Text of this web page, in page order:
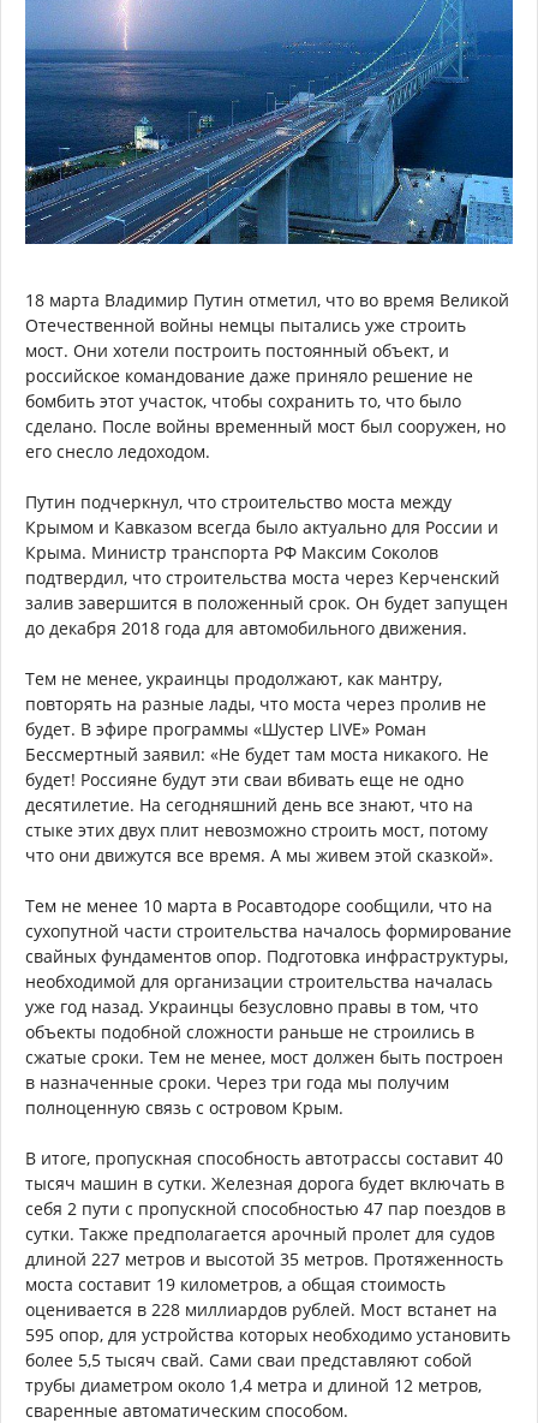
18 марта Владимир Путин отметил, что во время Великой
Отечественной войны немцы пытались уже строить
мост. Они хотели построить постоянный объект, и
российское командование даже приняло решение не
бомбить этот участок, чтобы сохранить то, что было
сделано. После войны временный мост был сооружен, но
его снесло ледоходом.
Путин подчеркнул, что строительство моста между
Крымом и Кавказом всегда было актуально для России и
Крыма. Министр транспорта РФ Максим Соколов
подтвердил, что строительства моста через Керченский
залив завершится в положенный срок. Он будет запущен
до декабря 2018 года для автомобильного движения.
Тем не менее, украинцы продолжают, как мантру,
повторять на разные лады, что моста через пролив не
будет. В эфире программы «Шустер LIVE» Роман
Бессмертный заявил: «Не будет там моста никакого. Не
будет! Россияне будут эти сваи вбивать еще не одно
десятилетие. На сегодняшний день все знают, что на
стыке этих двух плит невозможно строить мост, потому
что они движутся все время. А мы живем этой сказкой».
Тем не менее 10 марта в Росавтодоре сообщили, что на
сухопутной части строительства началось формирование
свайных фундаментов опор. Подготовка инфраструктуры,
необходимой для организации строительства началась
уже год назад. Украинцы безусловно правы в том, что
объекты подобной сложности раньше не строились в
сжатые сроки. Тем не менее, мост должен быть построен
в назначенные сроки. Через три года мы получим
полноценную связь с островом Крым.
В итоге, пропускная способность автотрассы составит 40
тысяч машин в сутки. Железная дорога будет включать в
себя 2 пути с пропускной способностью 47 пар поездов в
сутки. Также предполагается арочный пролет для судов
длиной 227 метров и высотой 35 метров. Протяженность
моста составит 19 километров, а общая стоимость
оценивается в 228 миллиардов рублей. Мост встанет на
595 опор, для устройства которых необходимо установить
более 5,5 тысяч свай. Сами сваи представляют собой
трубы диаметром около 1,4 метра и длиной 12 метров,
сваренные автоматическим способом.